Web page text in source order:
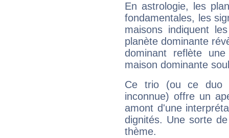
En astrologie, les
fondamentales, les
maisons indiquent
planète dominante
dominant reflète
maison dominante
Ce trio (ou ce duo
inconnue) offre un
amont d'une
dignités. Une sorte
thème.